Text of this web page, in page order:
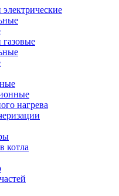
газовые
нагрева
котла